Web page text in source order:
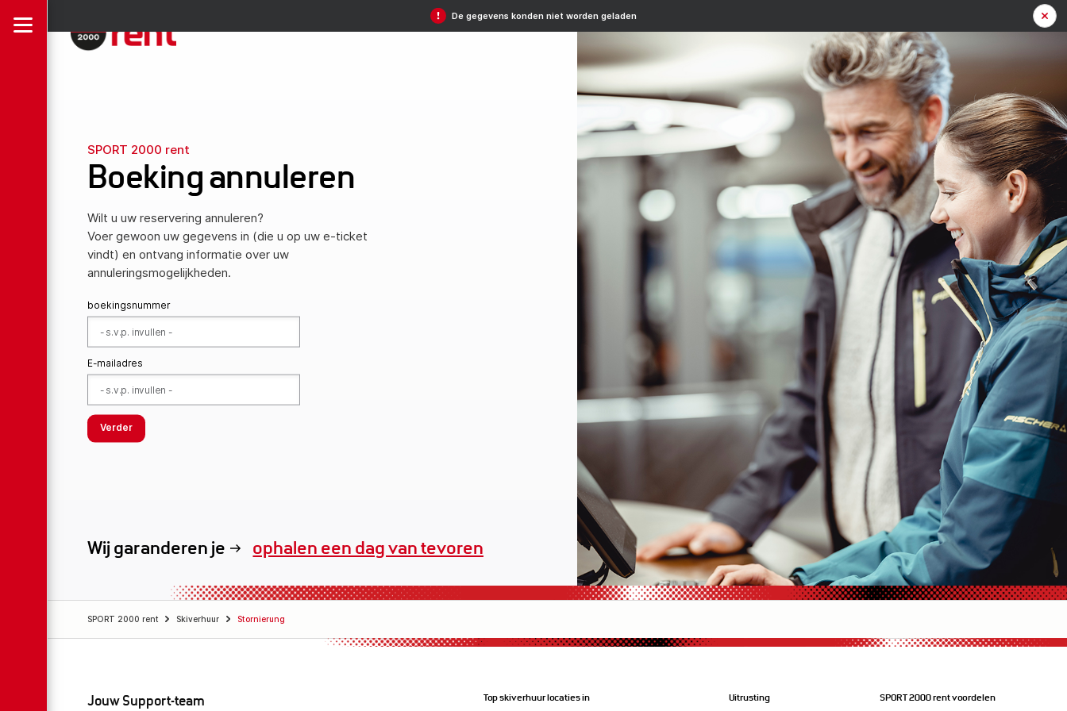
De gegevens konden niet worden geladen
SPORT 2000 rent
Boeking annuleren
Wilt u uw reservering annuleren?
Voer gewoon uw gegevens in (die u op uw e-ticket
vindt) en ontvang informatie over uw
annuleringsmogelijkheden.
boekingsnummer
E-mailadres
Verder
Wij garanderen je ophalen een dag van tevoren
SPORT 2000 rent Skiverhuur Stornierung
Jouw Support-team Top skiverhuur locaties in Uitrusting SPORT 2000 rent voordelen